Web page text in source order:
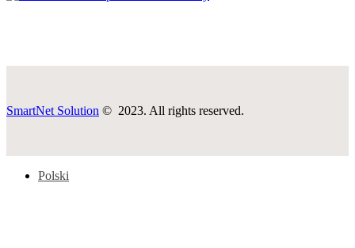
SmartNet Solution © 2023. All rights reserved.
Polski